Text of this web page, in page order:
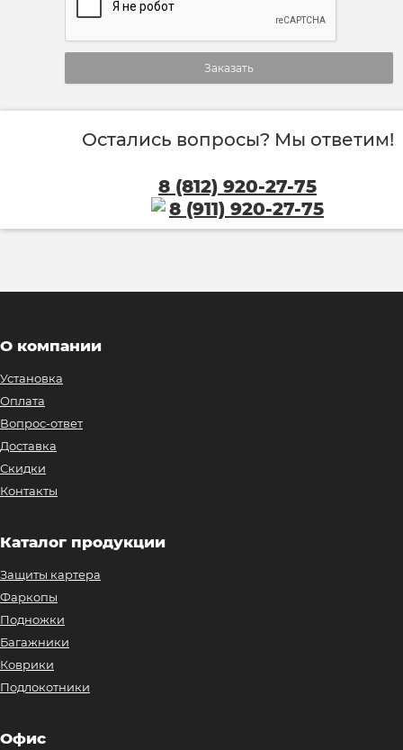
Заказать
Остались вопросы? Мы ответим!
8 (812) 920-27-75
8 (911) 920-27-75
О компании
Установка
Оплата
Вопрос-ответ
Доставка
Скидки
Контакты
Каталог продукции
Защиты картера
Фаркопы
Подножки
Багажники
Коврики
Подлокотники
Офис